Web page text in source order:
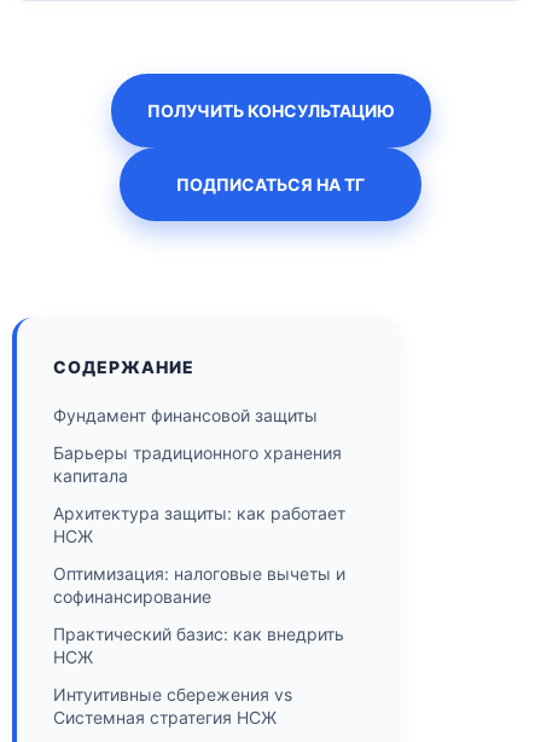
ПОЛУЧИТЬ КОНСУЛЬТАЦИЮ
ПОДПИСАТЬСЯ НА ТГ
СОДЕРЖАНИЕ
Фундамент финансовой защиты
Барьеры традиционного хранения
капитала
Архитектура защиты: как работает
НСЖ
Оптимизация: налоговые вычеты и
софинансирование
Практический базис: как внедрить
НСЖ
Интуитивные сбережения vs
Системная стратегия НСЖ